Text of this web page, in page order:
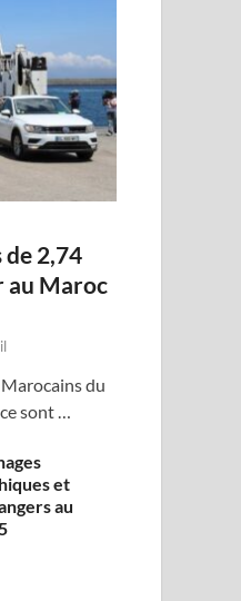
2,74
au Maroc
Marocains du
sont …
et
au